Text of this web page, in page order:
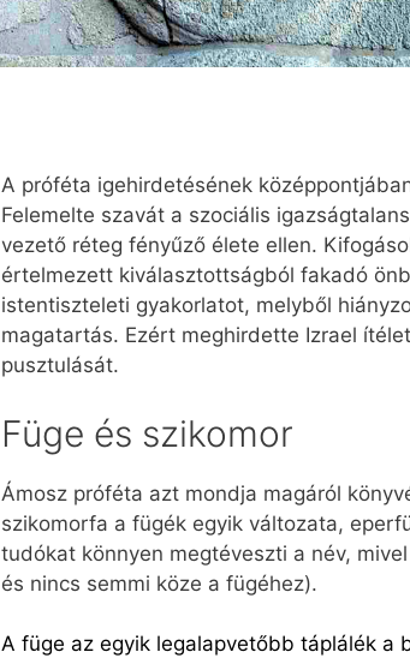
A próféta igehirdetésének
Felemelte szavát a szociális
vezető réteg fényűző élete ellen.
értelmezett kiválasztottságból fakadó
istentiszteleti gyakorlatot, melyből
magatartás. Ezért meghirdette Izrael
pusztulását.
Füge és szikomor
Ámosz próféta azt mondja magáról
szikomorfa a fügék egyik változata,
tudókat könnyen megtéveszti a név,
és nincs semmi köze a fügéhez).
A füge az egyik legalapvetőbb táplálék a